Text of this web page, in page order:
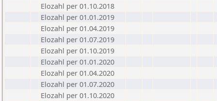
Elozahl per 01.10.2018
Elozahl per 01.01.2019
Elozahl per 01.04.2019
Elozahl per 01.07.2019
Elozahl per 01.10.2019
Elozahl per 01.01.2020
Elozahl per 01.04.2020
Elozahl per 01.07.2020
Elozahl per 01.10.2020